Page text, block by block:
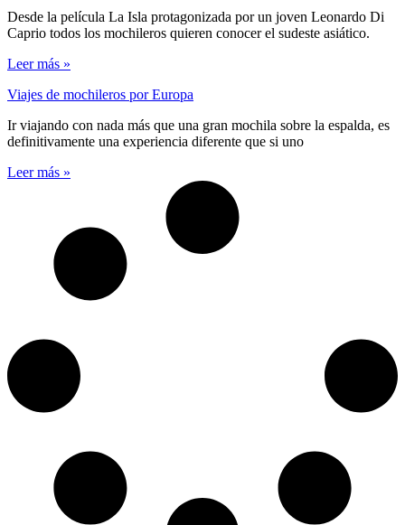
Desde la película La Isla protagonizada por un joven Leonardo Di
Caprio todos los mochileros quieren conocer el sudeste asiático.
Leer más »
Viajes de mochileros por Europa
Ir viajando con nada más que una gran mochila sobre la espalda, es
definitivamente una experiencia diferente que si uno
Leer más »